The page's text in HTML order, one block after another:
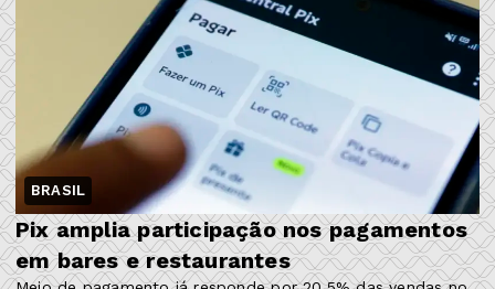
BRASIL
Pix amplia participação nos pagamentos
em bares e restaurantes